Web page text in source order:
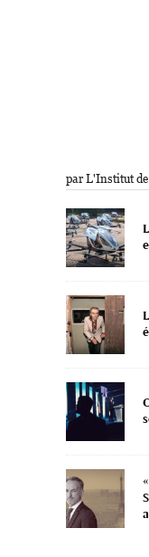
par L'Institut